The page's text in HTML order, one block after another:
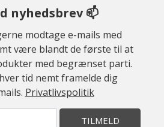
nyhedsbrev 📫
modtage e-mails med
være blandt de første til at
med begrænset parti.
tid nemt framelde dig
Privatlivspolitik
TILMELD